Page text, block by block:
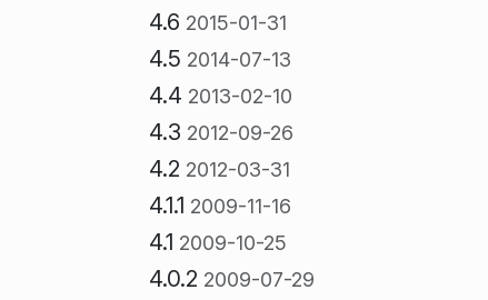
4.6 2015-01-31
4.5 2014-07-13
4.4 2013-02-10
4.3 2012-09-26
4.2 2012-03-31
4.1.1 2009-11-16
4.1 2009-10-25
4.0.2 2009-07-29